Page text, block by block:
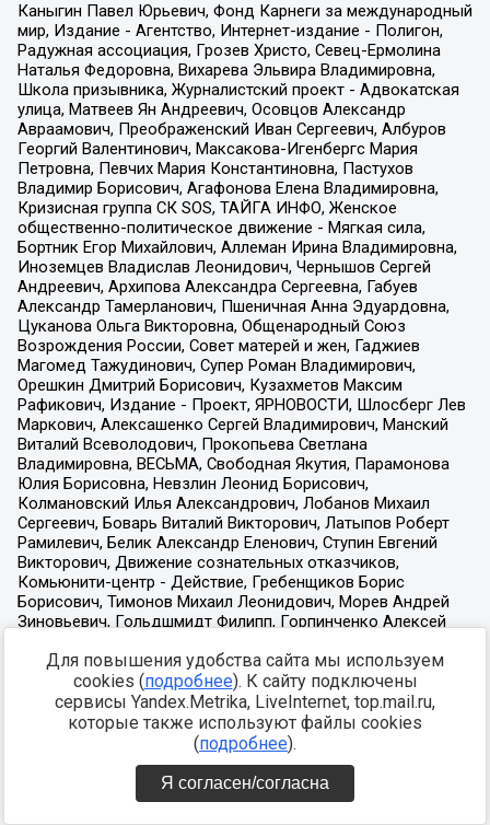
Для повышения удобства сайта мы используем
cookies (подробнее). К сайту подключены
сервисы Yandex.Metrika, LiveInternet, top.mail.ru,
которые также используют файлы cookies
(подробнее).
Я согласен/согласна